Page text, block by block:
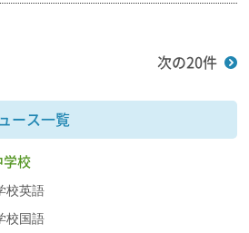
回：令和にあるいろいろな辞書を考察』を掲
回：時代に合わせて変化する辞書指導』を掲
次の20件
ース一覧
学校
校英語
校国語